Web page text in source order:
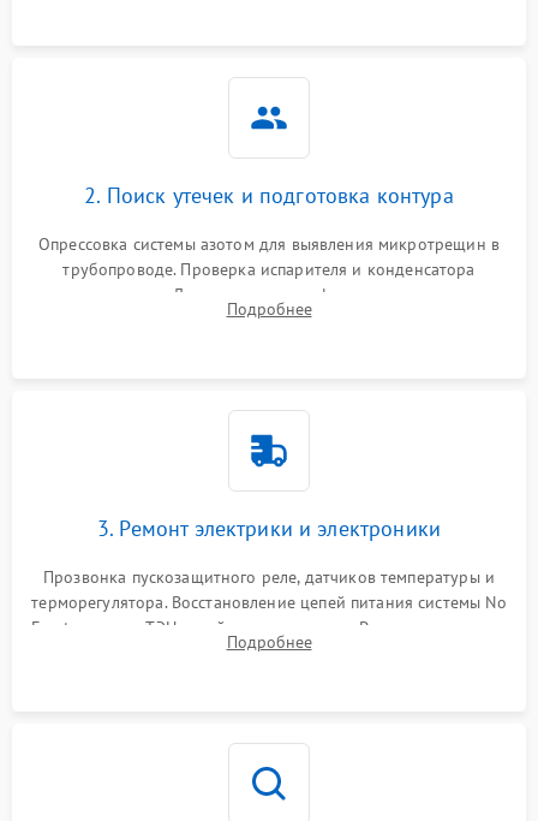
1800 ₽
2. Поиск утечек и подготовка контура
Опрессовка системы азотом для выявления микротрещин в
трубопроводе. Проверка испарителя и конденсатора
течеискателем. Демонтаж старого фильтра-осушителя и
продувка капиллярной трубки для устранения засоров.
Подробнее
3. Ремонт электрики и электроники
Прозвонка пускозащитного реле, датчиков температуры и
терморегулятора. Восстановление цепей питания системы No
Frost, включая ТЭН оттайки и вентилятор. Ремонт или замена
платы управления при сбоях алгоритмов.
Подробнее